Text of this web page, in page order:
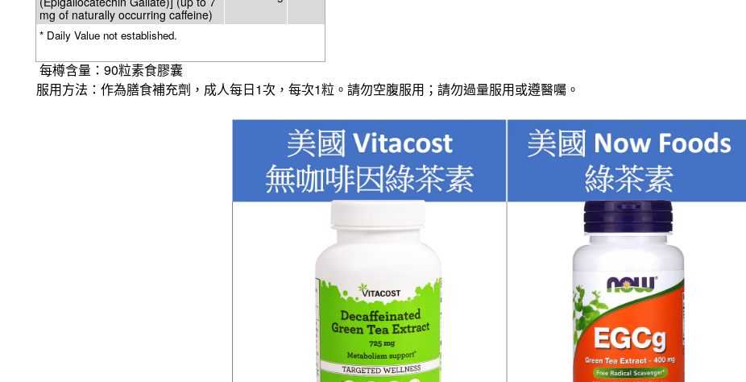
mg of naturally occurring caffeine)
* Daily Value not established.
每樽含量： 90粒素食膠囊
服用方法：作為膳食補充劑，成人每日 1次，每次1粒。請勿空腹服用；請勿過量服用或遵醫囑。